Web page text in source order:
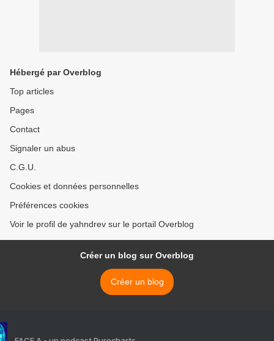
Hébergé par Overblog
Top articles
Pages
Contact
Signaler un abus
C.G.U.
Cookies et données personnelles
Préférences cookies
Voir le profil de yahndrev sur le portail Overblog
Créer un blog sur Overblog
Créer un blog